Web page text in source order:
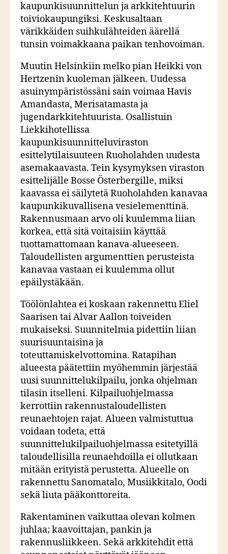
kaupunkisuunnittelun ja arkkitehtuurin
toiviokaupungiksi. Keskusaltaan
värikkäiden suihkulähteiden äärellä
tunsin voimakkaana paikan tenhovoiman.
Muutin Helsinkiin melko pian Heikki von
Hertzenin kuoleman jälkeen. Uudessa
asuinympäristössäni sain voimaa Havis
Amandasta, Merisatamasta ja
jugendarkkitehtuurista. Osallistuin
Liekkihotellissa
kaupunkisuunnitteluviraston
esittelytilaisuuteen Ruoholahden uudesta
asemakaavasta. Tein kysymyksen viraston
esittelijälle Bosse Österbergille, miksi
kaavassa ei säilytetä Ruoholahden kanavaa
kaupunkikuvallisena vesielementtinä.
Rakennusmaan arvo oli kuulemma liian
korkea, että sitä voitaisiin käyttää
tuottamattomaan kanava-alueeseen.
Taloudellisten argumenttien perusteista
kanavaa vastaan ei kuulemma ollut
epäilystäkään.
Töölönlahtea ei koskaan rakennettu Eliel
Saarisen tai Alvar Aallon toiveiden
mukaiseksi. Suunnitelmia pidettiin liian
suurisuuntaisina ja
toteuttamiskelvottomina. Ratapihan
alueesta päätettiin myöhemmin järjestää
uusi suunnittelukilpailu, jonka ohjelman
tilasin itselleni. Kilpailuohjelmassa
kerrottiin rakennustaloudellisten
reunaehtojen rajat. Alueen valmistuttua
voidaan todeta, että
suunnittelukilpailuohjelmassa esitetyillä
taloudellisilla reunaehdoilla ei ollutkaan
mitään erityistä perustetta. Alueelle on
rakennettu Sanomatalo, Musiikkitalo, Oodi
sekä liuta pääkonttoreita.
Rakentaminen vaikuttaa olevan kolmen
juhlaa; kaavoittajan, pankin ja
rakennusliikkeen. Sekä arkkitehdit että